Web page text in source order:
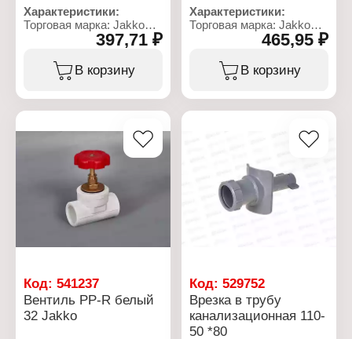
Материал резьбового
соединения: латунь
(никелированная)
Характеристики:
Торговая марка: Jakko
Артикул: 101326020K
Тип товара: Вентиль
Вариация: клапан
запорный
Присоединение: сварка
Материал: полипропилен
Максимальная рабочая
температура: 95 С
Рабочая среда: вода
Макимальное рабочее
давление: 20 Атм
397,71 ₽
В корзину
Характеристики:
Торговая марка: Jakko
Артикул: 101327025K
Тип товара: Вентиль
Вариация: клапан
запорный
Присоединение: сварка
Максимальная рабочая
температура: 95 С
Рабочая среда: вода
Макимальное рабочее
465,95 ₽
В корзину
Код: 541237
Вентиль PP-R белый
32 Jakko
Код:529752
Врезка в трубу
канализационная 110-
50 *80